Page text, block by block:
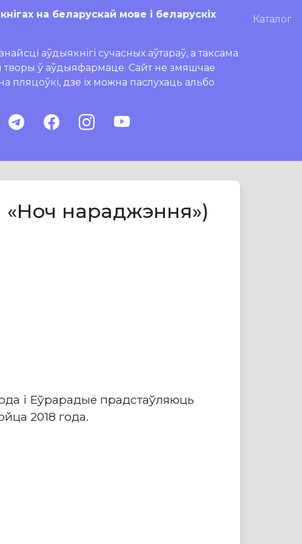
на беларускай мове і беларускіх
аўдыякнігі сучасных аўтараў, а таксама
творы ў аўдыяфармаце. Сайт не змяшчае
на пляцоўкі, дзе іх можна паслухаць альбо
Каталог
«Ноч нараджэння»)
і Еўрарадыё прадстаўляюць
2018 года.